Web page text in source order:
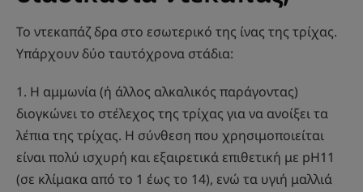
Το ντεκαπάζ δρα στο εσωτερικό της ίνας της τρίχας.
Υπάρχουν δύο ταυτόχρονα στάδια:
1. Η αμμωνία (ή άλλος αλκαλικός παράγοντας)
διογκώνει το στέλεχος της τρίχας για να ανοίξει τα
λέπια της τρίχας. Η σύνθεση που χρησιμοποιείται
είναι πολύ ισχυρή και εξαιρετικά επιθετική με pH11
(σε κλίμακα από το 1 έως το 14), ενώ τα υγιή μαλλιά